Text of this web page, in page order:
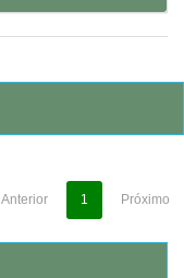
Anterior 1 Próximo